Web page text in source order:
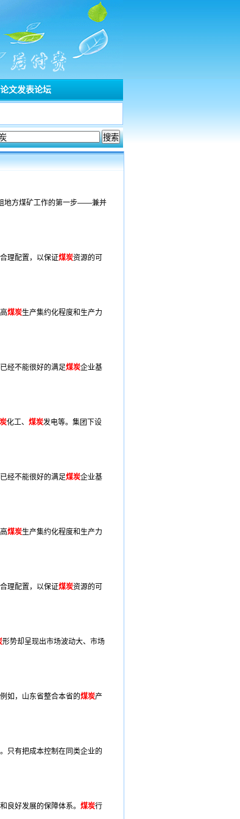
文发表论坛
地方煤矿工作的第一步——兼并
理配置，以保证煤炭资源的可
煤炭生产集约化程度和生产力
经不能很好的满足煤炭企业基
化工、 煤炭发电等。集团下设
经不能很好的满足煤炭企业基
煤炭生产集约化程度和生产力
理配置，以保证煤炭资源的可
形势却呈现出市场波动大、市场
如，山东省整合本省的煤炭产
只有把成本控制在同类企业的
良好发展的保障体系。 煤炭行